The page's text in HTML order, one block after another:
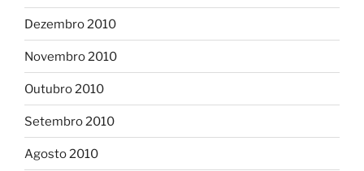
Dezembro 2010
Novembro 2010
Outubro 2010
Setembro 2010
Agosto 2010